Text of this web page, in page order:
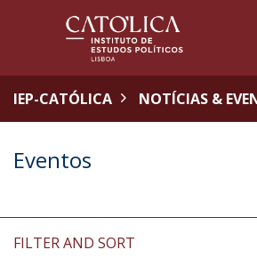
IEP-CATÓLICA NOTÍCIAS &
Eventos
FILTER AND SORT